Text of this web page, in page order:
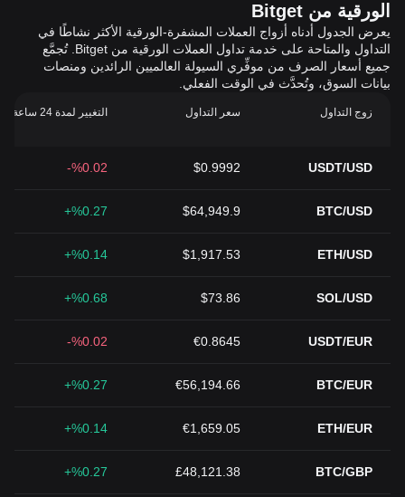
الورقية من Bitget
يعرض الجدول أدناه أزواج العملات المشفرة-الورقية الأكثر نشاطًا في
التداول والمتاحة على خدمة تداول العملات الورقية من Bitget. تُجمَّع
جميع أسعار الصرف من موفِّري السيولة العالميين الرائدين ومنصات
بيانات السوق، وتُحدَّث في الوقت الفعلي.
زوج التداول سعر التداول التغيير لمدة 24 ساعة (%)
USDT/USD
$0.9992
%0.02-
BTC/USD
$64,949.9
%0.27+
ETH/USD
$1,917.53
%0.14+
SOL/USD
$73.86
%0.68+
USDT/EUR
€0.8645
%0.02-
BTC/EUR
€56,194.66
%0.27+
ETH/EUR
€1,659.05
%0.14+
BTC/GBP
£48,121.38
%0.27+